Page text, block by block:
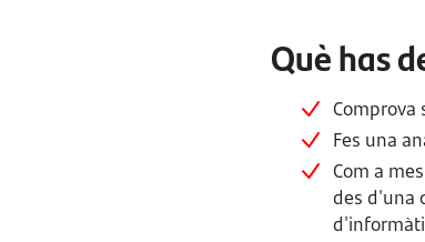
Què has
Fes una
Com a
des d'una